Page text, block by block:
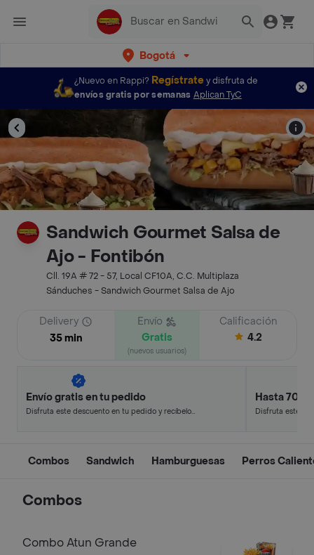
Bogotá
¿Nuevo en Rappi? Regístratey disfruta de
envíos gratis por semanas Aplican TyC
Sandwich Gourmet Salsa de
Ajo - Fontibón
Cll. 19A # 72 - 57, Local CF10A, C.C. Multiplaza
Sánduches - Sandwich Gourmet Salsa de Ajo
Delivery
35 min
Envío
Gratis
(nuevos usuarios)
Calificación
4.2
Envío gratis en tu pedido
Disfruta este descuento en tu pedido y recíbelo
Hasta 70%
Disfruta este
Combos Sandwich Hamburguesas Perros
Combos
Combo Atun Grande